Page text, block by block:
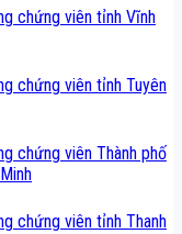
chứng viên tỉnh Vĩnh
chứng viên tỉnh Tuyên
chứng viên Thành phố
chứng viên tỉnh Thanh